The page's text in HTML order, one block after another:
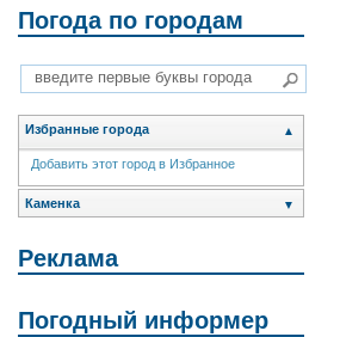
Погода по городам
Избранные города ▲
Добавить этот город в Избранное
Каменка ▼
Реклама
Погодный информер